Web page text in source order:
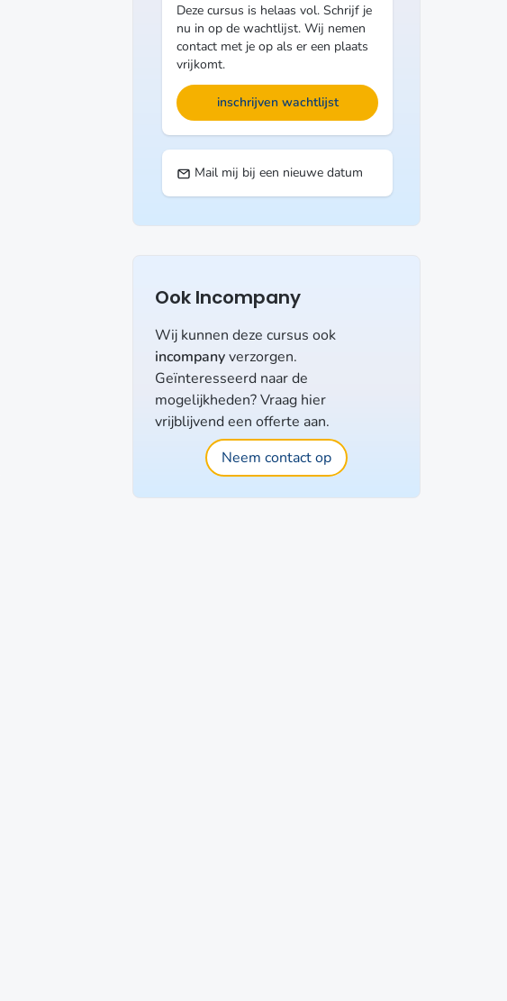
Deze cursus is helaas vol. Schrijf je
nu in op de wachtlijst. Wij nemen
contact met je op als er een plaats
vrijkomt.
inschrijven wachtlijst
Mail mij bij een nieuwe datum
Ook Incompany
Wij kunnen deze cursus ook
incompanyverzorgen.
Geïnteresseerd naar de
mogelijkheden? Vraag hier
vrijblijvend een offerte aan.
Neem contact op